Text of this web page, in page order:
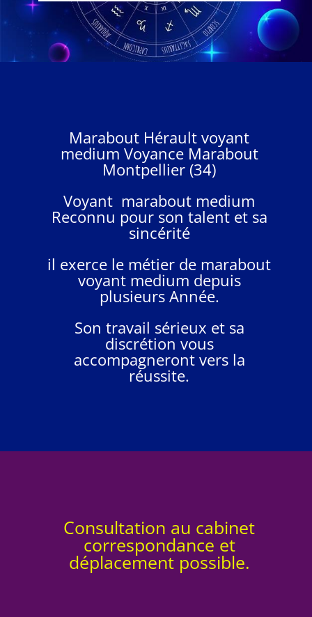
Marabout Hérault voyant
medium Voyance Marabout
Montpellier (34)
Voyant marabout medium
Reconnu pour son talent et sa
sincérité
il exerce le métier de marabout
voyant medium depuis
plusieurs Année.
Son travail sérieux et sa
discrétion vous
accompagneront vers la
réussite.
Consultation au cabinet
correspondance et
déplacement possible.